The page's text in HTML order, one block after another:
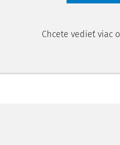
Chcete vedieť viac o